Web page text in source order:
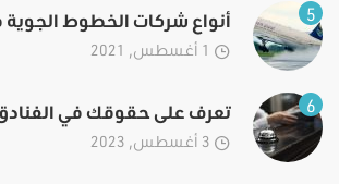
5 أنواع شركات الخطوط
6 تعرف على حقوقك في